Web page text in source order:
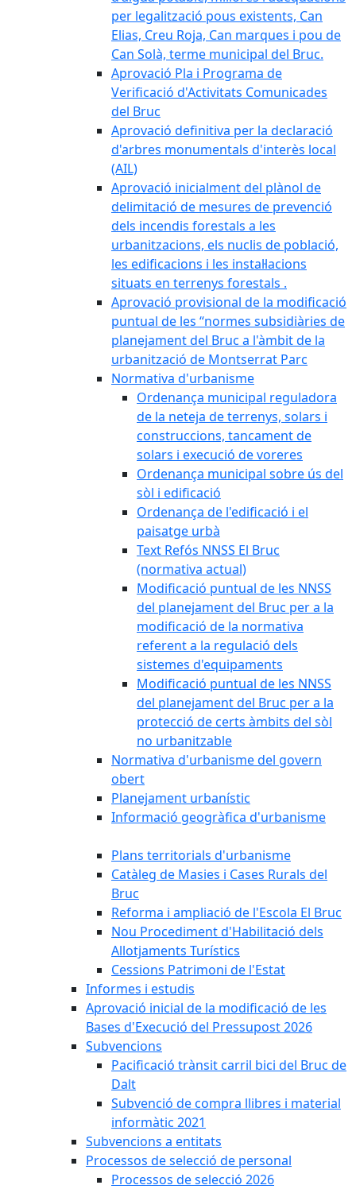
per legalització pous existents, Can
Elias, Creu Roja, Can marques i pou de
Can Solà, terme municipal del Bruc.
Aprovació Pla i Programa de
Verificació d'Activitats Comunicades
del Bruc
Aprovació definitiva per la declaració
d'arbres monumentals d'interès local
(AIL)
Aprovació inicialment del plànol de
delimitació de mesures de prevenció
dels incendis forestals a les
urbanitzacions, els nuclis de població,
les edificacions i les instal·lacions
situats en terrenys forestals .
Aprovació provisional de la modificació
puntual de les “normes subsidiàries de
planejament del Bruc a l'àmbit de la
urbanització de Montserrat Parc
Normativa d'urbanisme
Ordenança municipal reguladora
de la neteja de terrenys, solars i
construccions, tancament de
solars i execució de voreres
Ordenança municipal sobre ús del
sòl i edificació
Ordenança de l'edificació i el
paisatge urbà
Text Refós NNSS El Bruc
(normativa actual)
Modificació puntual de les NNSS
del planejament del Bruc per a la
modificació de la normativa
referent a la regulació dels
sistemes d'equipaments
Modificació puntual de les NNSS
del planejament del Bruc per a la
protecció de certs àmbits del sòl
no urbanitzable
Normativa d'urbanisme del govern
obert
Planejament urbanístic
Informació geogràfica d'urbanisme
Plans territorials d'urbanisme
Catàleg de Masies i Cases Rurals del
Bruc
Reforma i ampliació de l'Escola El Bruc
Nou Procediment d'Habilitació dels
Allotjaments Turístics
Cessions Patrimoni de l'Estat
Informes i estudis
Aprovació inicial de la modificació de les
Bases d'Execució del Pressupost 2026
Subvencions
Pacificació trànsit carril bici del Bruc de
Dalt
Subvenció de compra llibres i material
informàtic 2021
Subvencions a entitats
Processos de selecció de personal
Processos de selecció 2026